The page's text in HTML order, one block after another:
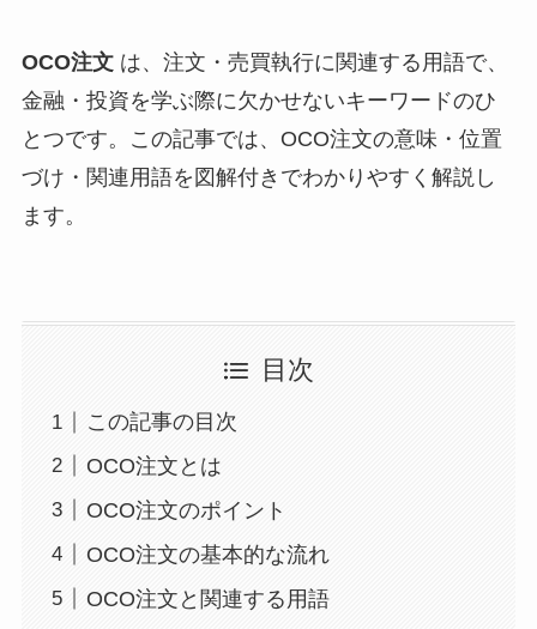
OCO注文は、注文・売買執行に関連する用語で、
金融・投資を学ぶ際に欠かせないキーワードのひ
とつです。この記事では、OCO注文の意味・位置
づけ・関連用語を図解付きでわかりやすく解説し
ます。
目次
この記事の目次
OCO注文とは
OCO注文のポイント
OCO注文の基本的な流れ
OCO注文と関連する用語